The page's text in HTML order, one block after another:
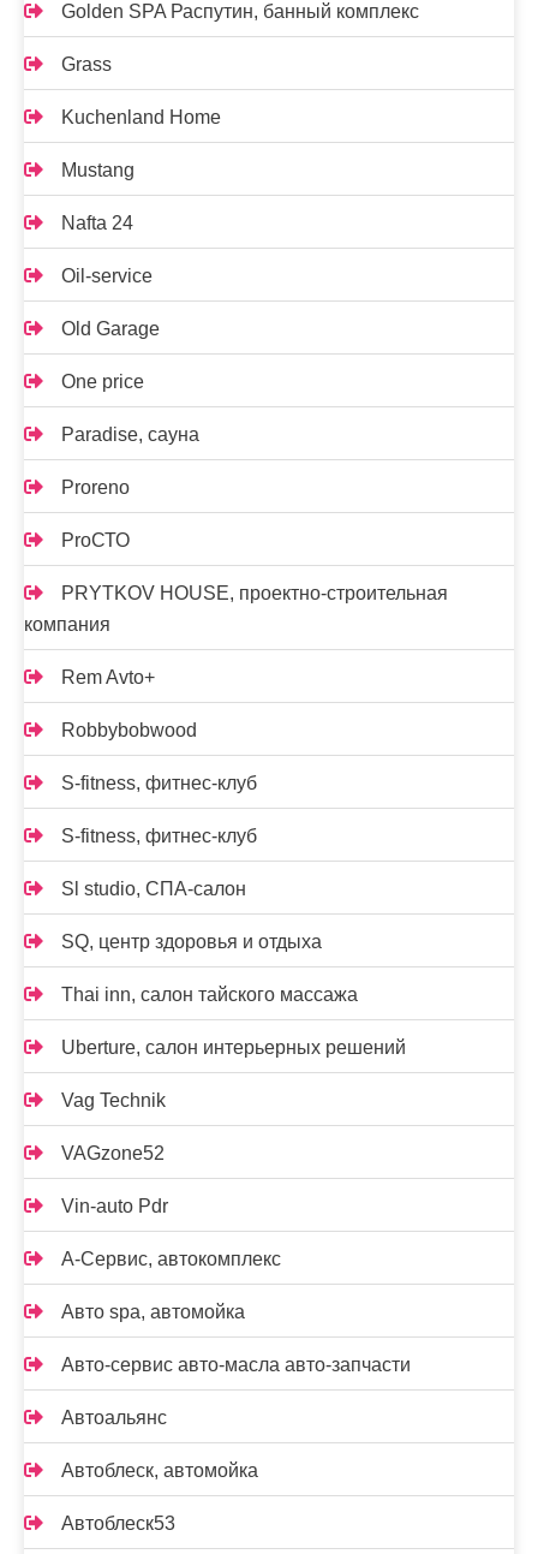
Golden SPA Распутин, банный комплекс
Grass
Kuchenland Home
Mustang
Nafta 24
Oil-service
Old Garage
One price
Paradise, сауна
Proreno
ProСТО
PRYTKOV HOUSE, проектно-строительная
компания
Rem Avto+
Robbybobwood
S-fitness, фитнес-клуб
S-fitness, фитнес-клуб
Sl studio, СПА-салон
SQ, центр здоровья и отдыха
Thai inn, салон тайского массажа
Uberture, салон интерьерных решений
Vag Technik
VAGzone52
Vin-auto Pdr
А-Сервис, автокомплекс
Авто spa, автомойка
Авто-сервис авто-масла авто-запчасти
Автоальянс
Автоблеск, автомойка
Автоблеск53